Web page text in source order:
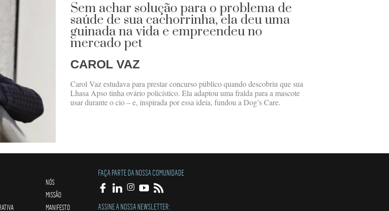
Sem achar solução para o problema de
saúde de sua cachorrinha, ela deu uma
guinada na vida e empreendeu no
mercado pet
CAROL VAZ
Carol Vaz estudava para prestar concurso público quando descobriu que sua
Lhasa Apso tinha ovário policístico. Ela adaptou uma fralda para a mascote
usar durante o cio – e, inspirada por essa ideia, fundou a Dog’s Care.
NÓS
MISSÃO
MANIFESTO
FAÇA PARTE DA NOSSA COMUNIDADE
ASSINE A NOSSA NEWSLETTER: